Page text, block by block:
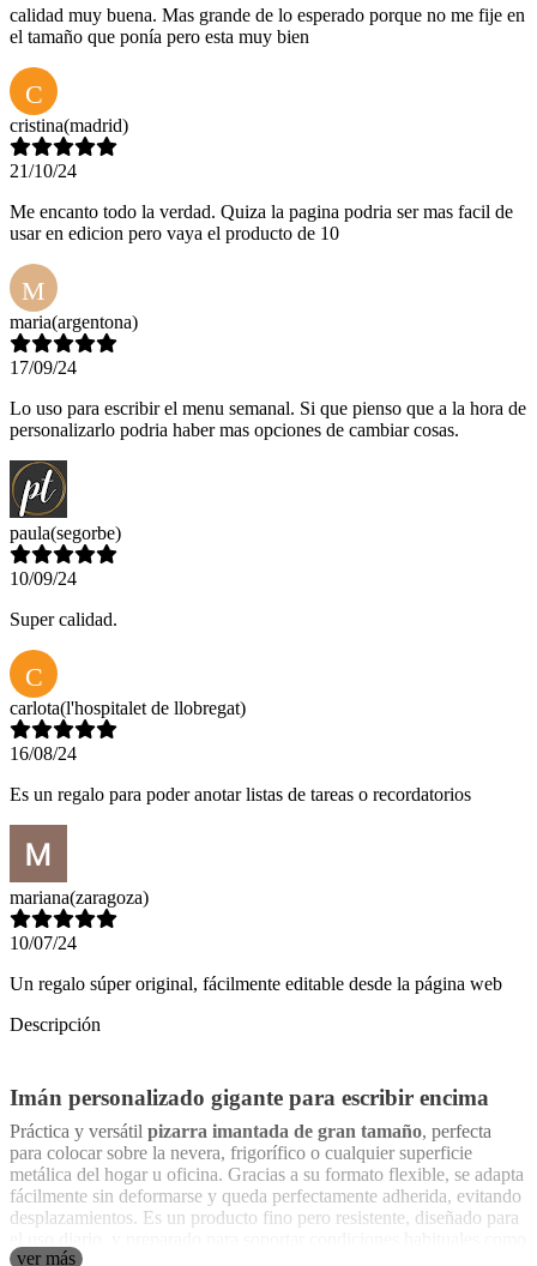
calidad muy buena. Mas grande de lo esperado porque no me fije en
el tamaño que ponía pero esta muy bien
C
cristina(madrid)
21/10/24
Me encanto todo la verdad. Quiza la pagina podria ser mas facil de
usar en edicion pero vaya el producto de 10
M
maria(argentona)
17/09/24
Lo uso para escribir el menu semanal. Si que pienso que a la hora de
personalizarlo podria haber mas opciones de cambiar cosas.
paula(segorbe)
10/09/24
Super calidad.
C
carlota(l'hospitalet de llobregat)
16/08/24
Es un regalo para poder anotar listas de tareas o recordatorios
mariana(zaragoza)
10/07/24
Un regalo súper original, fácilmente editable desde la página web
Descripción
Imán personalizado gigante para escribir encima
Práctica y versátil pizarra imantada de gran tamaño, perfecta
para colocar sobre la nevera, frigorífico o cualquier superficie
metálica del hogar u oficina. Gracias a su formato flexible, se adapta
fácilmente sin deformarse y queda perfectamente adherida, evitando
desplazamientos. Es un producto fino pero resistente, diseñado para
la exposición al sol o pequeñas salpicaduras de agua sin deteriorarse.
ver más